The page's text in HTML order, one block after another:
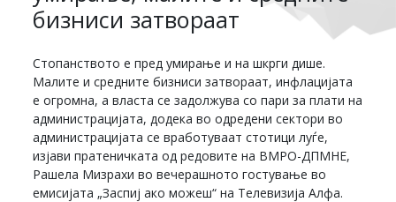
бизниси затвораат
Стопанството е пред умирање и на шкрги дише.
Малите и средните бизниси затвораат, инфлацијата
е огромна, а власта се задолжува со пари за плати на
администрацијата, додека во одредени сектори во
администрацијата се вработуваат стотици луѓе,
изјави пратеничката од редовите на ВМРО-ДПМНЕ,
Рашела Мизрахи во вечерашното гостување во
емисијата „Заспиј ако можеш“ на Телевизија Алфа.